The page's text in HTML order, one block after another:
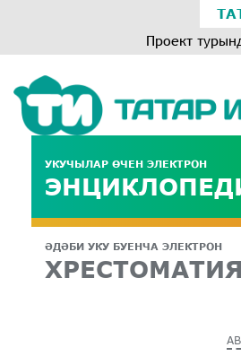
Проект
УКУЧЫЛАР ӨЧЕН ЭЛЕКТРОН
ӘДӘБИ УКУ БУЕНЧА ЭЛЕКТРОН
ХРЕСТОМАТИЯ